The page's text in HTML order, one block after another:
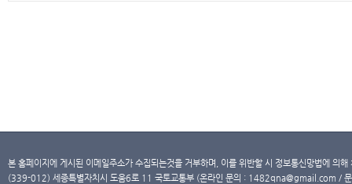
본 홈페이지에 게시된 이메일주소가 수집되는것을 거부하며, 이를 위반할 시 정보통신망법에 의
(339-012) 세종특별자치시 도움6로 11 국토교통부 (온라인 문의 : 1482qna@gmail.com /